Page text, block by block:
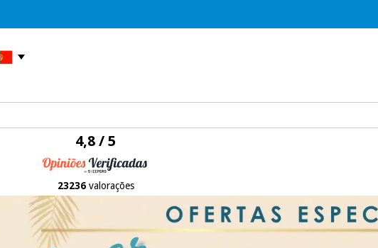
4,8 / 5
23236valorações